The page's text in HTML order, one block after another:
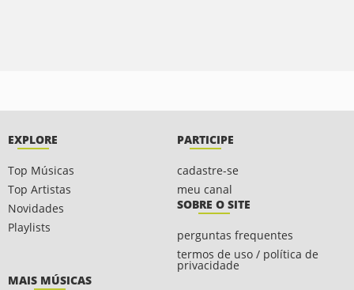
EXPLORE
Top Músicas
Top Artistas
Novidades
Playlists
PARTICIPE
cadastre-se
meu canal
SOBRE O SITE
perguntas frequentes
termos de uso / política de
privacidade
MAIS MÚSICAS